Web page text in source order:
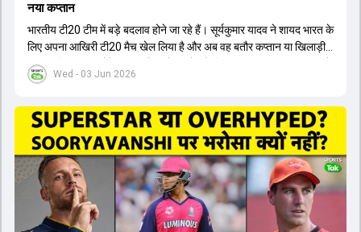
Wed - 03 Jun 2026
नया कप्तान
भारतीय टी20 टीम में बड़े बदलाव होने जा रहे हैं। सूर्यकुमार यादव ने शायद भारत के
लिए अपना आखिरी टी20 मैच खेल लिया है और अब वह बतौर कप्तान या खिलाड़ी
टीम का हिस्सा नहीं होंगे। आयरलैंड और इंग्लैंड के खिलाफ आगामी टी20 सीरीज के
लिए नए कप्तान की तलाश जारी है। इस रेस में श्रेयस अय्यर सबसे आगे चल रहे
पटेल इस रेस में काफी पीछे हैं, जबकि संजू सैमसन और रजत पाटीदार कप्तानी की
दौड़ से बाहर हैं। आगामी सीरीज के लिए वैभव सूर्यवंशी को तीसरे ओपनर के तौर पर
टीम में शामिल किया जाएगा, जबकि अभिषेक शर्मा और संजू सैमसन पहली पसंद
होंगे। इसके अलावा नीतीश रेड्डी को बतौर ऑलराउंडर ज्यादा मौके मिलेंगे। अजीत
अगरकर की अगुवाई वाली चयन समिति और कोच गौतम गंभीर आगामी टी20 वर्ल्ड
कप और 2028 ओलंपिक के लिए लंबी अवधि का विजन लेकर चल रहे हैं।